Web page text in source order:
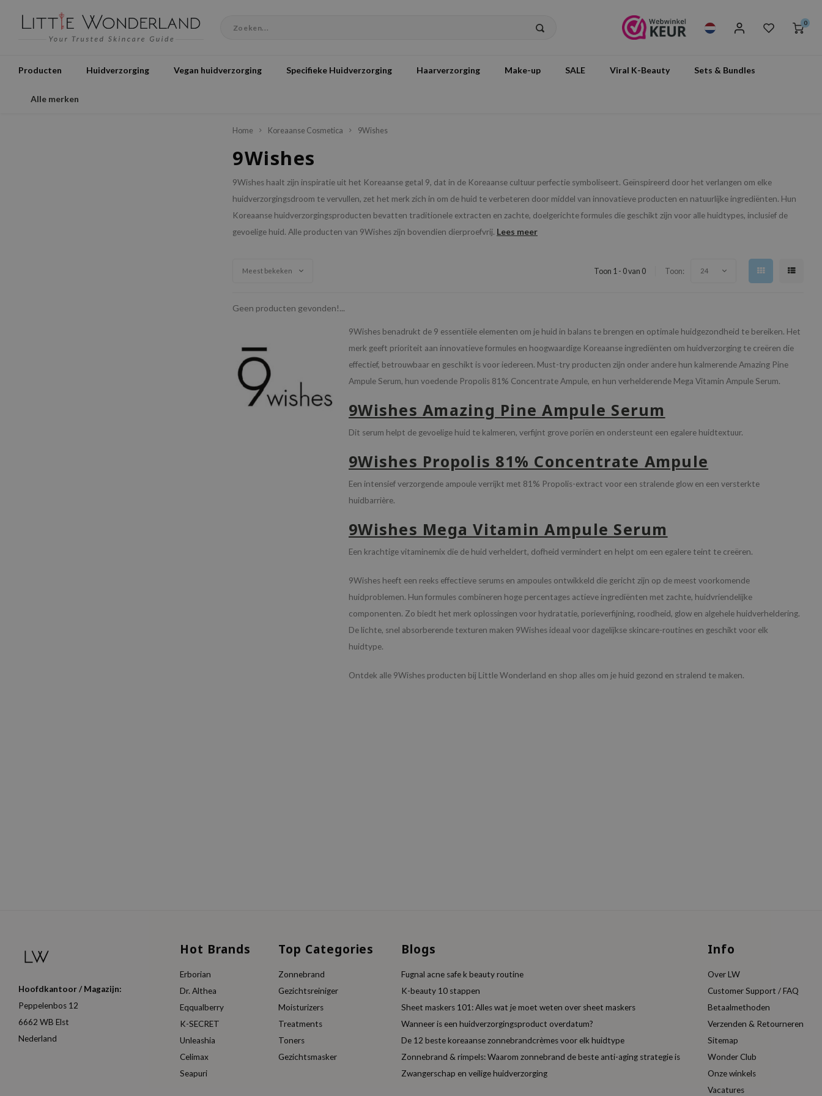
0
Producten Huidverzorging Vegan huidverzorging Specifieke Huidverzorging Haarverzorging Make-up SALE Viral K-Beauty Sets & Bundles
Alle merken
Home Koreaanse Cosmetica 9Wishes
9Wishes
9Wishes haalt zijn inspiratie uit het Koreaanse getal 9, dat in de Koreaanse cultuur perfectie symboliseert. Geïnspireerd door het verlangen om elke
huidverzorgingsdroom te vervullen, zet het merk zich in om de huid te verbeteren door middel van innovatieve producten en natuurlijke ingrediënten. Hun
Koreaanse huidverzorgingsproducten bevatten traditionele extracten en zachte, doelgerichte formules die geschikt zijn voor alle huidtypes, inclusief de
gevoelige huid. Alle producten van 9Wishes zijn bovendien dierproefvrij. Lees meer
Meest bekeken Toon 1 - 0 van 0 Toon: 24
Geen producten gevonden!...
9Wishes benadrukt de 9 essentiële elementen om je huid in balans te brengen en optimale huidgezondheid te bereiken. Het
merk geeft prioriteit aan innovatieve formules en hoogwaardige Koreaanse ingrediënten om huidverzorging te creëren die
effectief, betrouwbaar en geschikt is voor iedereen. Must-try producten zijn onder andere hun kalmerende Amazing Pine
Ampule Serum, hun voedende Propolis 81% Concentrate Ampule, en hun verhelderende Mega Vitamin Ampule Serum.
9Wishes Amazing Pine Ampule Serum
Dit serum helpt de gevoelige huid te kalmeren, verfijnt grove poriën en ondersteunt een egalere huidtextuur.
9Wishes Propolis 81% Concentrate Ampule
Een intensief verzorgende ampoule verrijkt met 81% Propolis-extract voor een stralende glow en een versterkte
huidbarrière.
9Wishes Mega Vitamin Ampule Serum
Een krachtige vitaminemix die de huid verheldert, dofheid vermindert en helpt om een egalere teint te creëren.
9Wishes heeft een reeks effectieve serums en ampoules ontwikkeld die gericht zijn op de meest voorkomende
huidproblemen. Hun formules combineren hoge percentages actieve ingrediënten met zachte, huidvriendelijke
componenten. Zo biedt het merk oplossingen voor hydratatie, porieverfijning, roodheid, glow en algehele huidverheldering.
De lichte, snel absorberende texturen maken 9Wishes ideaal voor dagelijkse skincare-routines en geschikt voor elk
huidtype.
Ontdek alle 9Wishes producten bij Little Wonderland en shop alles om je huid gezond en stralend te maken.
Hoofdkantoor / Magazijn:
Peppelenbos 12
6662 WB Elst
Nederland
Hot Brands
Erborian
Dr. Althea
Eqqualberry
K-SECRET
Unleashia
Celimax
Seapuri
Top Categories
Zonnebrand
Gezichtsreiniger
Moisturizers
Treatments
Toners
Gezichtsmasker
Blogs
Fugnal acne safe k beauty routine
K-beauty 10 stappen
Sheet maskers 101: Alles wat je moet weten over sheet maskers
Wanneer is een huidverzorgingsproduct overdatum?
De 12 beste koreaanse zonnebrandcrèmes voor elk huidtype
Zonnebrand & rimpels: Waarom zonnebrand de beste anti-aging strategie is
Zwangerschap en veilige huidverzorging
Info
Over LW
Customer Support / FAQ
Betaalmethoden
Verzenden & Retourneren
Sitemap
Wonder Club
Onze winkels
Vacatures